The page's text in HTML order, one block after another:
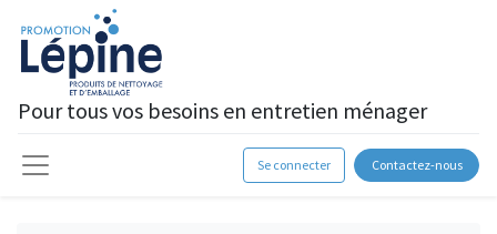
Pour tous vos besoins en entretien ménager
Se connecter Contactez-nous